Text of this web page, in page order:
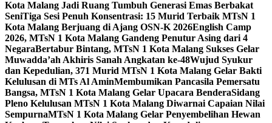
Kota Malang Jadi Ruang Tumbuh Generasi Emas Berbakat
SeniTiga Sesi Penuh Konsentrasi: 15 Murid Terbaik MTsN 1
Kota Malang Berjuang di Ajang OSN-K 2026English Camp
2026, MTsN 1 Kota Malang Gandeng Penutur Asing dari 4
NegaraBertabur Bintang, MTsN 1 Kota Malang Sukses Gelar
Muwadda’ah Akhiris Sanah Angkatan ke-48Wujud Syukur
dan Kepedulian, 371 Murid MTsN 1 Kota Malang Gelar Bakti
Kelulusan di MTs Al AminMembumikan Pancasila Pemersatu
Bangsa, MTsN 1 Kota Malang Gelar Upacara BenderaSidang
Pleno Kelulusan MTsN 1 Kota Malang Diwarnai Capaian Nilai
SempurnaMTsN 1 Kota Malang Gelar Penyembelihan Hewan